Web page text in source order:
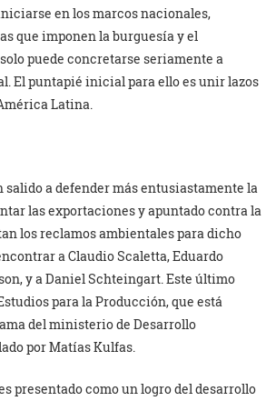
en los marcos nacionales,
que imponen la burguesía y el
puede concretarse seriamente a
El puntapié inicial para ello es unir lazos
Latina.
salido a defender más entusiastamente la
las exportaciones y apuntado contra la
los reclamos ambientales para dicho
a Claudio Scaletta, Eduardo
y a Daniel Schteingart. Este último
para la Producción, que está
del ministerio de Desarrollo
por Matías Kulfas.
presentado como un logro del desarrollo